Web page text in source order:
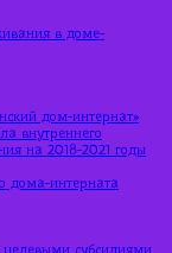
в доме-
дом-интернат»
внутреннего
на 2018-2021 годы
дома-интерната
субсидиями